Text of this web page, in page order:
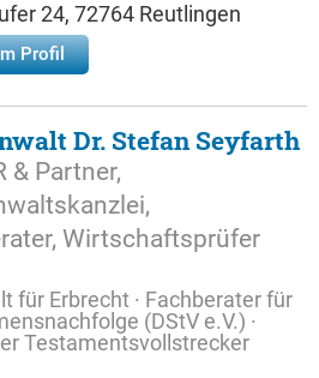
24, 72764 Reutlingen
Profil
Dr. Stefan Seyfarth
& Partner,
Wirtschaftsprüfer
für Erbrecht · Fachberater für
(DStV e.V.) ·
Testamentsvollstrecker